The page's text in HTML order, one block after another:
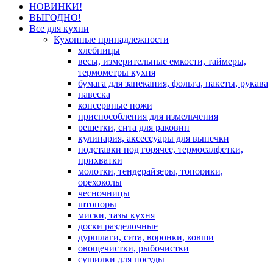
НОВИНКИ!
ВЫГОДНО!
Все для кухни
Кухонные принадлежности
хлебницы
весы, измерительные емкости, таймеры,
термометры кухня
бумага для запекания, фольга, пакеты, рукава
навеска
консервные ножи
приспособления для измельчения
решетки, сита для раковин
кулинария, аксессуары для выпечки
подставки под горячее, термосалфетки,
прихватки
молотки, тендерайзеры, топорики,
орехоколы
чесночницы
штопоры
миски, тазы кухня
доски разделочные
дуршлаги, сита, воронки, ковши
овощечистки, рыбочистки
сушилки для посуды